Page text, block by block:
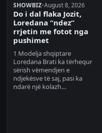
SHOWBIZ•August 8, 2026
Do i dal flaka Jozit,
Loredana “ndez”
rrjetin me fotot nga
pushimet
1 Modelja shqiptare
Loredana Brati ka tërhequr
sërish vëmendjen e
ndjekësve të saj, pasi ka
ndarë një kolazh…